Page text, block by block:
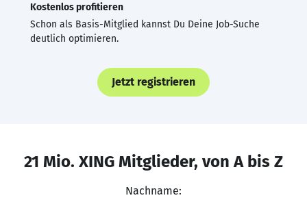
Kostenlos profitieren
Schon als Basis-Mitglied kannst Du Deine Job-Suche
deutlich optimieren.
Jetzt registrieren
21 Mio. XING Mitglieder, von A bis Z
Nachname: